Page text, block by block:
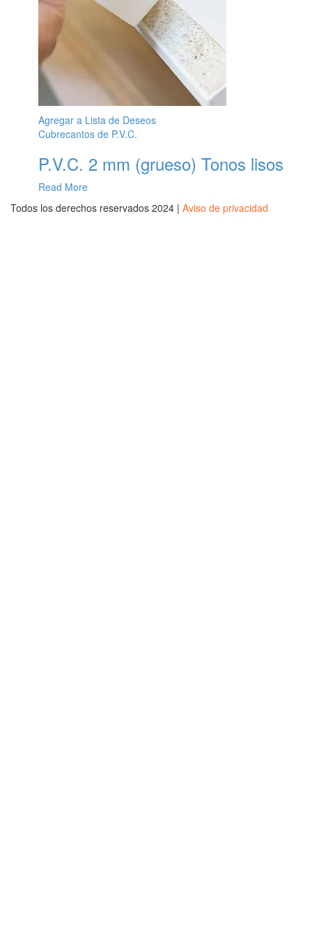
Agregar a Lista de Deseos
Cubrecantos de P.V.C.
P.V.C. 2 mm (grueso) Tonos lisos
Read More
Todos los derechos reservados 2024 | Aviso de privacidad